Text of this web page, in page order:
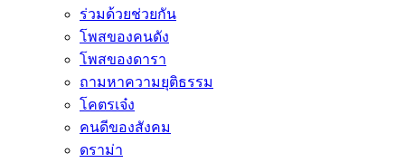
ร่วมด้วยช่วยกัน
โพสของคนดัง
โพสของดารา
ถามหาความยุติธรรม
โคตรเจ๋ง
คนดีของสังคม
ดราม่า